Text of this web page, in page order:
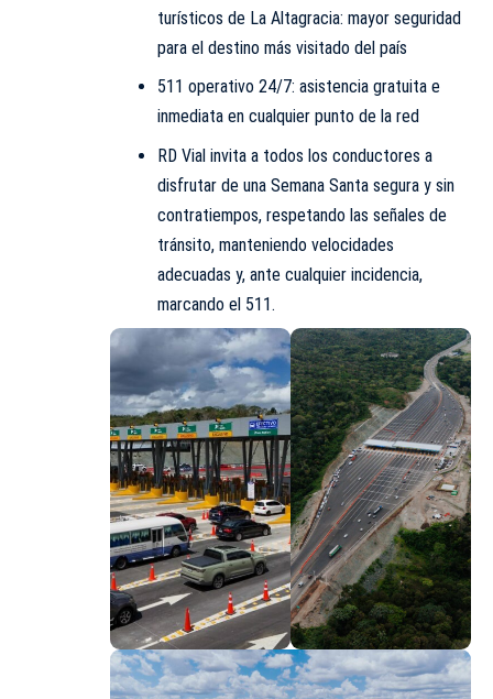
turísticos de La Altagracia: mayor seguridad
para el destino más visitado del país
511 operativo 24/7: asistencia gratuita e
inmediata en cualquier punto de la red
RD Vial invita a todos los conductores a
disfrutar de una Semana Santa segura y sin
contratiempos, respetando las señales de
tránsito, manteniendo velocidades
adecuadas y, ante cualquier incidencia,
marcando el 511.